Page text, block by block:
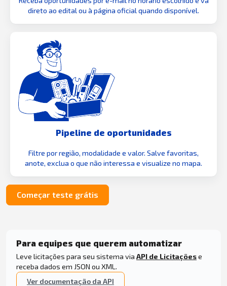
direto ao edital ou à página oficial quando disponível.
Pipeline de oportunidades
Filtre por região, modalidade e valor. Salve favoritas,
anote, exclua o que não interessa e visualize no mapa.
Começar teste grátis
Para equipes que querem automatizar
Leve licitações para seu sistema via API de Licitaçõese
receba dados em JSON ou XML.
Ver documentação da API